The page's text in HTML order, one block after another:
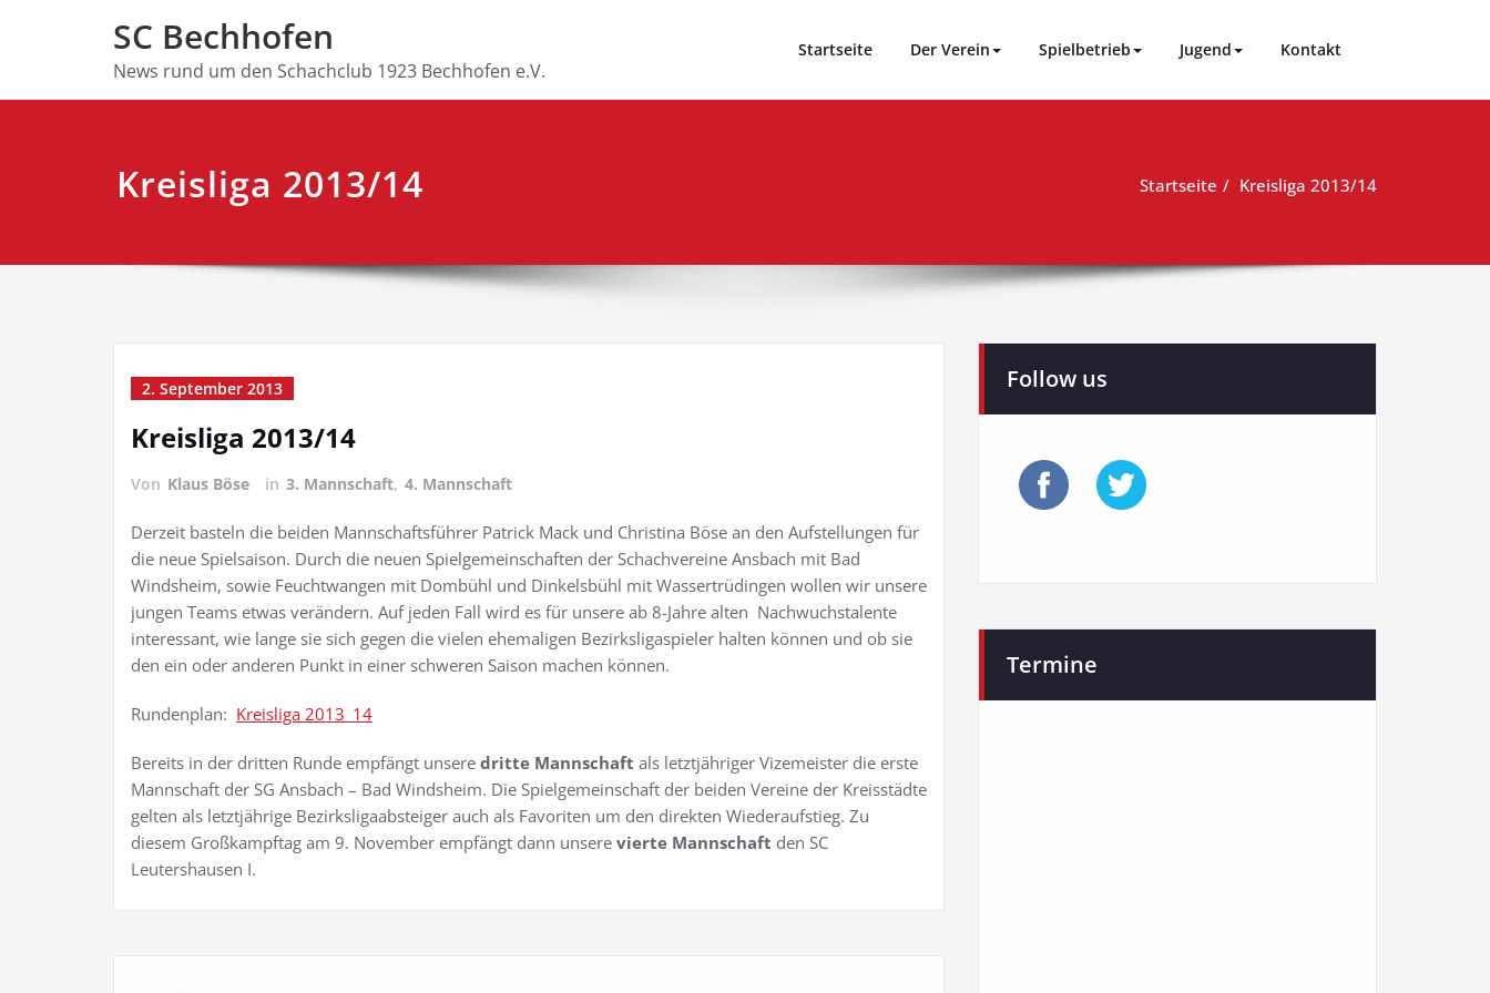
SC Bechhofen
News rund um den Schachclub 1923 Bechhofen e.V.
Startseite Der Verein Spielbetrieb Jugend Kontakt
Kreisliga 2013/14 Startseite Kreisliga 2013/14
2. September 2013
Kreisliga 2013/14
Von Klaus Böse in 3. Mannschaft, 4. Mannschaft
Derzeit basteln die beiden Mannschaftsführer Patrick Mack und Christina Böse an den Aufstellungen für
die neue Spielsaison. Durch die neuen Spielgemeinschaften der Schachvereine Ansbach mit Bad
Windsheim, sowie Feuchtwangen mit Dombühl und Dinkelsbühl mit Wassertrüdingen wollen wir unsere
jungen Teams etwas verändern. Auf jeden Fall wird es für unsere ab 8-Jahre alten Nachwuchstalente
interessant, wie lange sie sich gegen die vielen ehemaligen Bezirksligaspieler halten können und ob sie
den ein oder anderen Punkt in einer schweren Saison machen können.
Rundenplan: Kreisliga 2013_14
Bereits in der dritten Runde empfängt unsere dritte Mannschaft als letztjähriger Vizemeister die erste
Mannschaft der SG Ansbach – Bad Windsheim. Die Spielgemeinschaft der beiden Vereine der Kreisstädte
gelten als letztjährige Bezirksligaabsteiger auch als Favoriten um den direkten Wiederaufstieg. Zu
diesem Großkampftag am 9. November empfängt dann unsere vierte Mannschaft den SC
Leutershausen I.
Follow us
Termine